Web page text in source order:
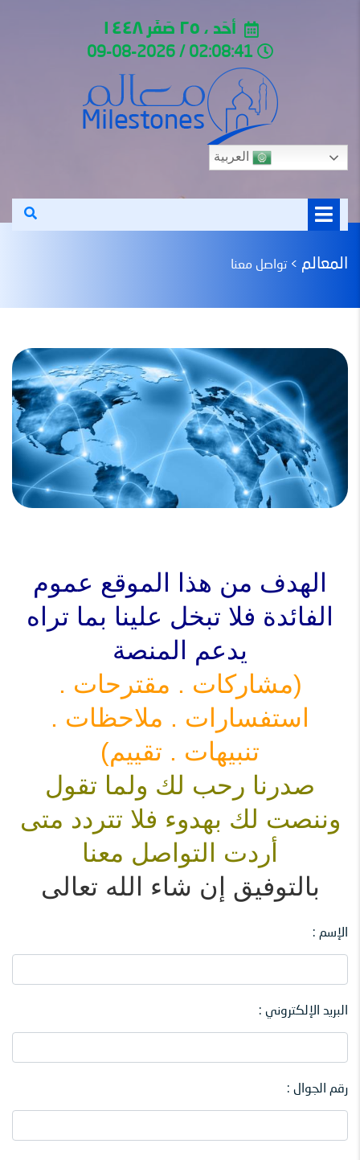
أحَد ، ٢٥ صَفَر ١٤٤٨
العربية
المعالم >تواصل معنا
الهدف من هذا الموقع عموم
الفائدة فلا تبخل علينا بما تراه
يدعم المنصة
(مشاركات . مقترحات .
استفسارات . ملاحظات .
تنبيهات . تقييم)
صدرنا رحب لك ولما تقول
وننصت لك بهدوء فلا تتردد متى
أردت التواصل معنا
بالتوفيق إن شاء الله تعالى
الإسم :
البريد الإلكتروني :
رقم الجوال :